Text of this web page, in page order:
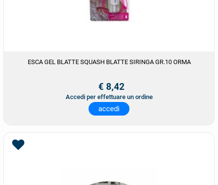
ESCA GEL BLATTE SQUASH BLATTE SIRINGA GR.10 ORMA
€ 8,42
Accedi per effettuare un ordine
accedi